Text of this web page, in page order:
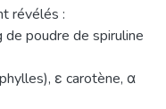
révélés :
poudre de spiruline
ε carotène, α